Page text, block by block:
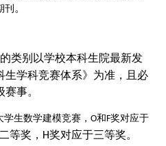
刊 。
类别以学校本科生院最新发
生学科竞赛体系》为准，且必
事。
学生数学建模竞赛，O和 F奖对应于
等奖， H奖对应于三等奖。